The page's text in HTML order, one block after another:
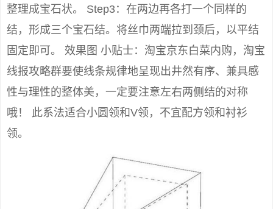
整理成宝石状。 Step3：在两边再各打一个同样的
结，形成三个宝石结。将丝巾两端拉到颈后，以平结
固定即可。 效果图 小贴士：淘宝京东白菜内购，淘宝
线报攻略群要使线条规律地呈现出井然有序、兼具感
性与理性的整体美，一定要注意左右两侧结的对称
哦！ 此系法适合小圆领和V领，不宜配方领和衬衫
领。